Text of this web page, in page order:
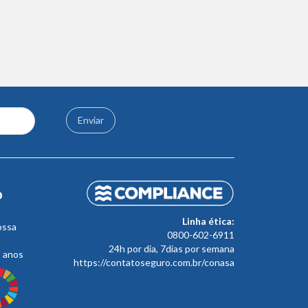
Enviar
Linha ética:
0800-602-6911
24h por dia, 7dias por semana
https://contatoseguro.com.br/conasa